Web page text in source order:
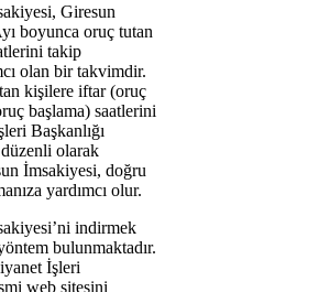
Giresun
boyunca oruç tutan
takip
olan bir takvimdir.
kişilere iftar (oruç
başlama) saatlerini
Başkanlığı
düzenli olarak
İmsakiyesi, doğru
yardımcı olur.
indirmek
bulunmaktadır.
İşleri
web sitesini